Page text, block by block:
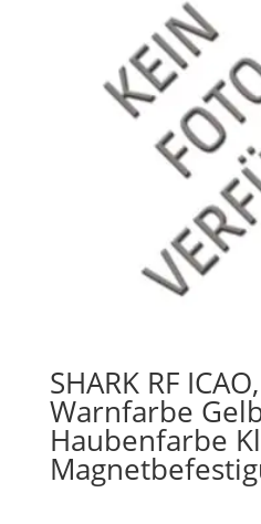
SHARK RF
Warnfarbe
Haubenfarbe